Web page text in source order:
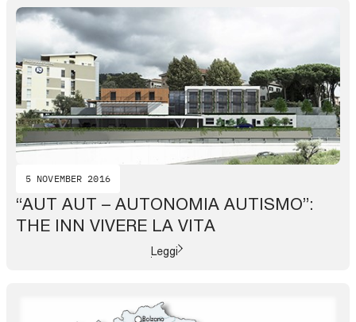
5 NOVEMBER 2016
“AUT AUT – AUTONOMIA AUTISMO”:
THE INN VIVERE LA VITA
Leggi